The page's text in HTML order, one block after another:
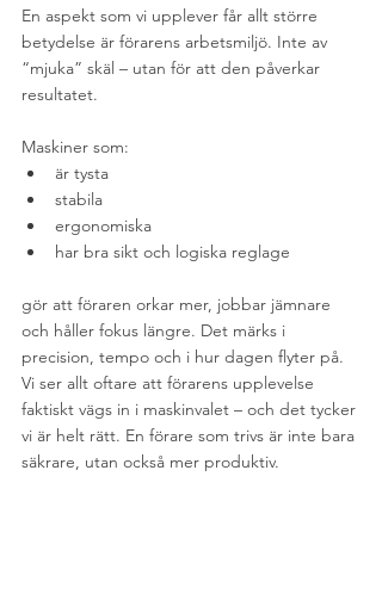
En aspekt som vi upplever får allt större
betydelse är förarens arbetsmiljö. Inte av
“mjuka” skäl – utan för att den påverkar
resultatet.
Maskiner som:
är tysta
stabila
ergonomiska
har bra sikt och logiska reglage
gör att föraren orkar mer, jobbar jämnare
och håller fokus längre. Det märks i
precision, tempo och i hur dagen flyter på.
Vi ser allt oftare att förarens upplevelse
faktiskt vägs in i maskinvalet – och det tycker
vi är helt rätt. En förare som trivs är inte bara
säkrare, utan också mer produktiv.